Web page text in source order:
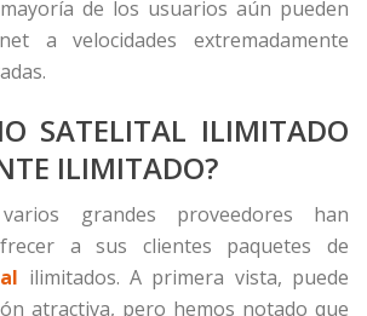
de los usuarios aún pueden
a velocidades extremadamente
SATELITAL ILIMITADO
ILIMITADO?
varios grandes proveedores han
a sus clientes paquetes de
ilimitados. A primera vista, puede
atractiva, pero hemos notado que